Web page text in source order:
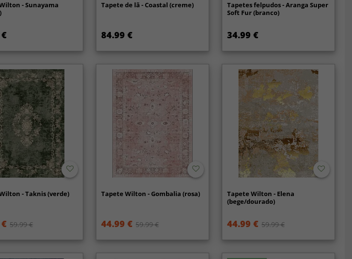
- Sunayama
Tapete de lã - Coastal (creme)
84.99 €
Tapetes felpudos - Aranga Super
Soft Fur (branco)
34.99 €
- Taknis (verde)
59.99 €
Tapete Wilton - Gombalia (rosa)
44.99 € 59.99 €
Tapete Wilton - Elena
(bege/dourado)
44.99 € 59.99 €